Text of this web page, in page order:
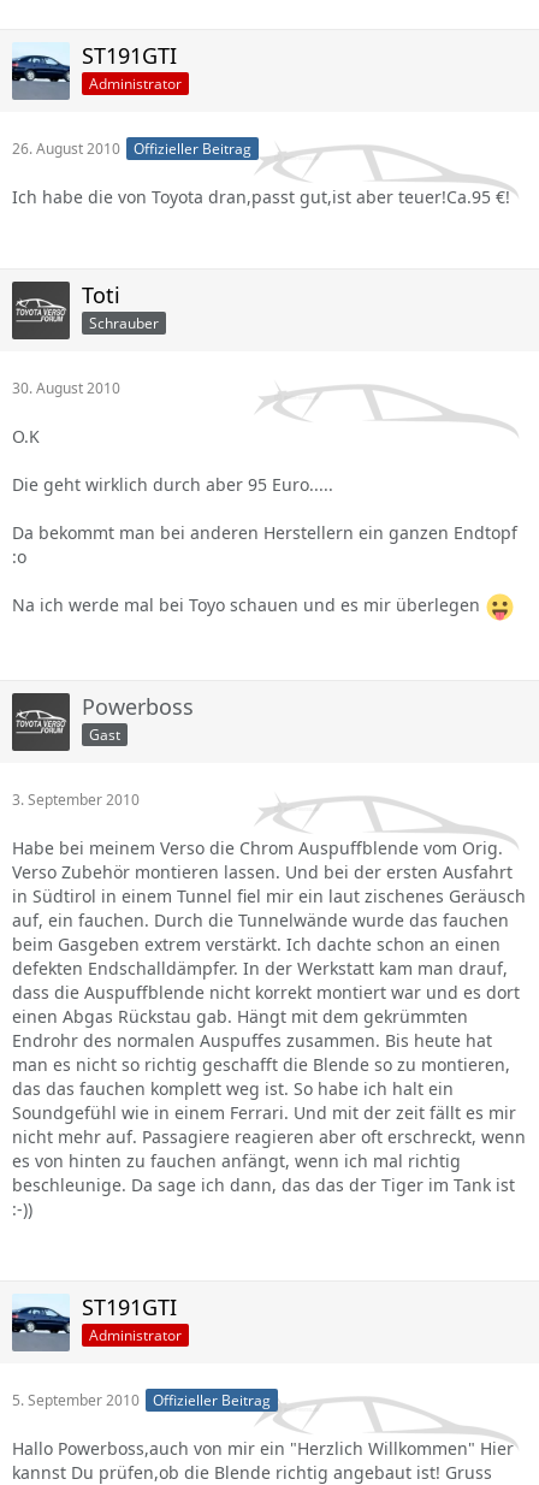
ST191GTI
Administrator
26. August 2010 Offizieller Beitrag
Ich habe die von Toyota dran,passt gut,ist aber teuer!Ca.95 €!
Toti
Schrauber
30. August 2010
O.K
Die geht wirklich durch aber 95 Euro.....
Da bekommt man bei anderen Herstellern ein ganzen Endtopf
:o
Na ich werde mal bei Toyo schauen und es mir überlegen
Powerboss
Gast
3. September 2010
Habe bei meinem Verso die Chrom Auspuffblende vom Orig.
Verso Zubehör montieren lassen. Und bei der ersten Ausfahrt
in Südtirol in einem Tunnel fiel mir ein laut zischenes Geräusch
auf, ein fauchen. Durch die Tunnelwände wurde das fauchen
beim Gasgeben extrem verstärkt. Ich dachte schon an einen
defekten Endschalldämpfer. In der Werkstatt kam man drauf,
dass die Auspuffblende nicht korrekt montiert war und es dort
einen Abgas Rückstau gab. Hängt mit dem gekrümmten
Endrohr des normalen Auspuffes zusammen. Bis heute hat
man es nicht so richtig geschafft die Blende so zu montieren,
das das fauchen komplett weg ist. So habe ich halt ein
Soundgefühl wie in einem Ferrari. Und mit der zeit fällt es mir
nicht mehr auf. Passagiere reagieren aber oft erschreckt, wenn
es von hinten zu fauchen anfängt, wenn ich mal richtig
beschleunige. Da sage ich dann, das das der Tiger im Tank ist
:-))
ST191GTI
Administrator
5. September 2010 Offizieller Beitrag
Hallo Powerboss,auch von mir ein "Herzlich Willkommen" Hier
kannst Du prüfen,ob die Blende richtig angebaut ist! Gruss